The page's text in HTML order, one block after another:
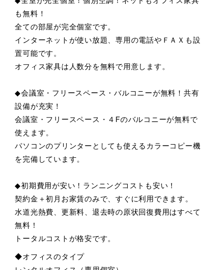
も無料！
全ての部屋が完全個室です。
インターネットが使い放題、専用の電話やＦＡＸも設
置可能です。
オフィス家具は人数分を無料で用意します。
◆会議室・フリースペース・バルコニーが無料！共有
設備が充実！
会議室・フリースペース・４Fのバルコニーが無料で
使えます。
パソコンのプリンターとしても使えるカラーコピー機
を完備しています。
◆初期費用が安い！ランニングコストも安い！
契約金＋初月お家賃のみで、すぐに利用できます。
水道光熱費、更新料、退去時の原状回復費用はすべて
無料！
トータルコストが格安です。
◆オフィスのタイプ